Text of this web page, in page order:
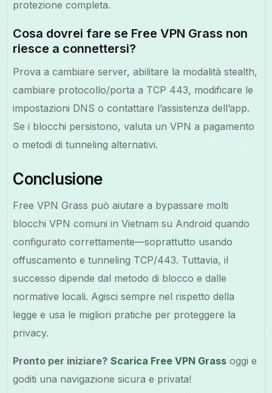
protezione completa.
Cosa dovrei fare se Free VPN Grass non
riesce a connettersi?
Prova a cambiare server, abilitare la modalità stealth,
cambiare protocollo/porta a TCP 443, modificare le
impostazioni DNS o contattare l’assistenza dell’app.
Se i blocchi persistono, valuta un VPN a pagamento
o metodi di tunneling alternativi.
Conclusione
Free VPN Grass può aiutare a bypassare molti
blocchi VPN comuni in Vietnam su Android quando
configurato correttamente—soprattutto usando
offuscamento e tunneling TCP/443. Tuttavia, il
successo dipende dal metodo di blocco e dalle
normative locali. Agisci sempre nel rispetto della
legge e usa le migliori pratiche per proteggere la
privacy.
Pronto per iniziare? Scarica Free VPN Grass oggi e
goditi una navigazione sicura e privata!